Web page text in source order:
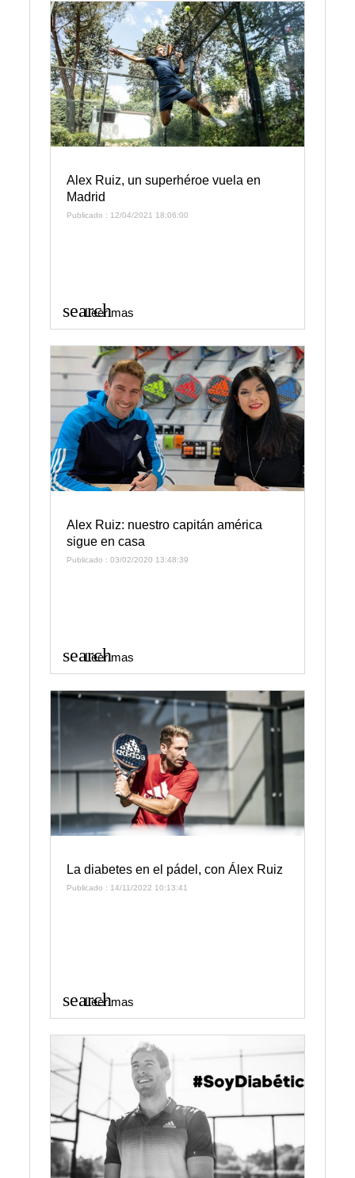
Alex Ruiz, un superhéroe vuela en
Madrid
Publicado : 12/04/2021 18:06:00
search
Leer mas
Alex Ruiz: nuestro capitán américa
sigue en casa
Publicado : 03/02/2020 13:48:39
search
Leer mas
La diabetes en el pádel, con Álex Ruiz
Publicado : 14/11/2022 10:13:41
search
Leer mas